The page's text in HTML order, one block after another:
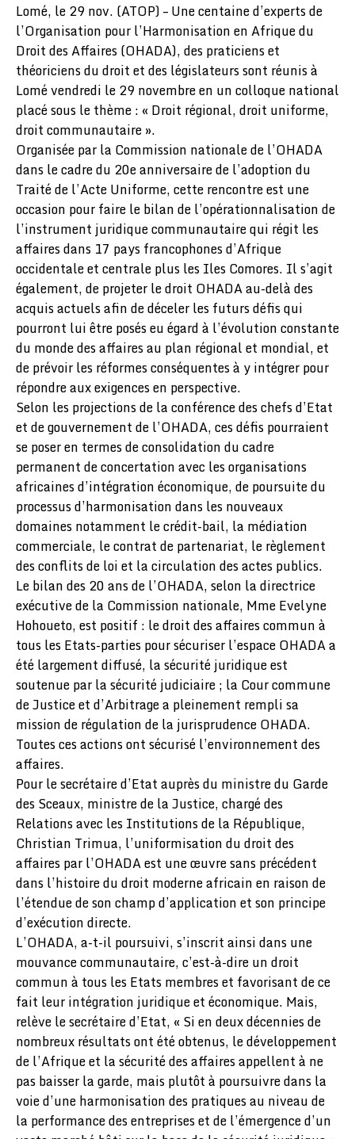
Lomé, le 29 nov. (ATOP) – Une centaine d’experts de
l’Organisation pour l’Harmonisation en Afrique du
Droit des Affaires (OHADA), des praticiens et
théoriciens du droit et des législateurs sont réunis à
Lomé vendredi le 29 novembre en un colloque national
placé sous le thème : « Droit régional, droit uniforme,
droit communautaire ».
Organisée par la Commission nationale de l’OHADA
dans le cadre du 20e anniversaire de l’adoption du
Traité de l’Acte Uniforme, cette rencontre est une
occasion pour faire le bilan de l’opérationnalisation de
l’instrument juridique communautaire qui régit les
affaires dans 17 pays francophones d’Afrique
occidentale et centrale plus les Iles Comores. Il s’agit
également, de projeter le droit OHADA au-delà des
acquis actuels afin de déceler les futurs défis qui
pourront lui être posés eu égard à l’évolution constante
du monde des affaires au plan régional et mondial, et
de prévoir les réformes conséquentes à y intégrer pour
répondre aux exigences en perspective.
Selon les projections de la conférence des chefs d’Etat
et de gouvernement de l’OHADA, ces défis pourraient
se poser en termes de consolidation du cadre
permanent de concertation avec les organisations
africaines d’intégration économique, de poursuite du
processus d’harmonisation dans les nouveaux
domaines notamment le crédit-bail, la médiation
commerciale, le contrat de partenariat, le règlement
des conflits de loi et la circulation des actes publics.
Le bilan des 20 ans de l’OHADA, selon la directrice
exécutive de la Commission nationale, Mme Evelyne
Hohoueto, est positif : le droit des affaires commun à
tous les Etats-parties pour sécuriser l’espace OHADA a
été largement diffusé, la sécurité juridique est
soutenue par la sécurité judiciaire ; la Cour commune
de Justice et d’Arbitrage a pleinement rempli sa
mission de régulation de la jurisprudence OHADA.
Toutes ces actions ont sécurisé l’environnement des
affaires.
Pour le secrétaire d’Etat auprès du ministre du Garde
des Sceaux, ministre de la Justice, chargé des
Relations avec les Institutions de la République,
Christian Trimua, l’uniformisation du droit des
affaires par l’OHADA est une œuvre sans précédent
dans l’histoire du droit moderne africain en raison de
l’étendue de son champ d’application et son principe
d’exécution directe.
L’OHADA, a-t-il poursuivi, s’inscrit ainsi dans une
mouvance communautaire, c’est-à-dire un droit
commun à tous les Etats membres et favorisant de ce
fait leur intégration juridique et économique. Mais,
relève le secrétaire d’Etat, « Si en deux décennies de
nombreux résultats ont été obtenus, le développement
de l’Afrique et la sécurité des affaires appellent à ne
pas baisser la garde, mais plutôt à poursuivre dans la
voie d’une harmonisation des pratiques au niveau de
la performance des entreprises et de l’émergence d’un